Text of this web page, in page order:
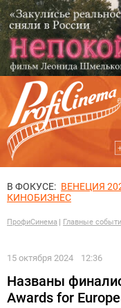
В ФОКУСЕ: ВЕНЕЦИЯ
КИНОБИЗНЕС
ПрофиСинема Главные
15 октября 2024 12:36
Названы
Awards for